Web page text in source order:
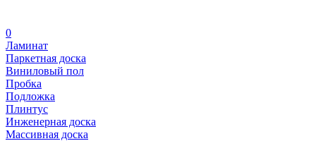
0
Ламинат
Паркетная доска
Виниловый пол
Пробка
Подложка
Плинтус
Инженерная доска
Массивная доска